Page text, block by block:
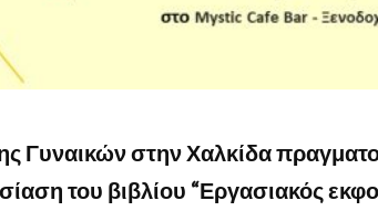
Γυναικών στην Χαλκίδα
του βιβλίου “Εργασιακός